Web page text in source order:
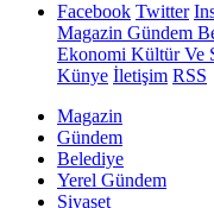
Facebook Twitter
Magazin Gündem
Ekonomi Kültür Ve
Künye İletişim RSS
Magazin
Gündem
Belediye
Yerel Gündem
Siyaset